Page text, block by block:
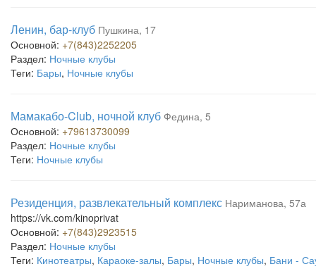
Ленин, бар-клуб Пушкина, 17
Основной: +7(843)2252205
Раздел: Ночные клубы
Теги: Бары, Ночные клубы
Мамакабо-Club, ночной клуб Федина, 5
Основной: +79613730099
Раздел: Ночные клубы
Теги: Ночные клубы
Резиденция, развлекательный комплекс Нариманова, 57а
https://vk.com/kinoprivat
Основной: +7(843)2923515
Раздел: Ночные клубы
Теги: Кинотеатры, Караоке-залы, Бары, Ночные клубы, Бани -